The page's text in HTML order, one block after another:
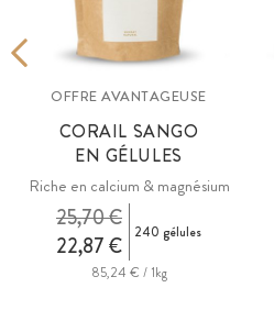
OFFRE AVANTAGEUSE
CORAIL SANGO
EN GÉLULES
Riche en calcium & magnésium
22,87 €
25,70 € 240 gélules
85,24 € / 1kg